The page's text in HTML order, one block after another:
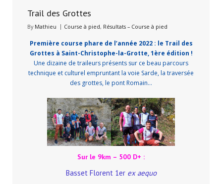
Trail des Grottes
By Mathieu Course à pied, Résultats – Course à pied
Première course phare de l’année 2022 : le Trail des
Grottes à Saint-Christophe-la-Grotte, 1ère édition !
Une dizaine de traileurs présents sur ce beau parcours
technique et culturel empruntant la voie Sarde, la traversée
des grottes, le pont Romain…
Sur le 9km – 500 D+ :
Basset Florent 1er ex aequo